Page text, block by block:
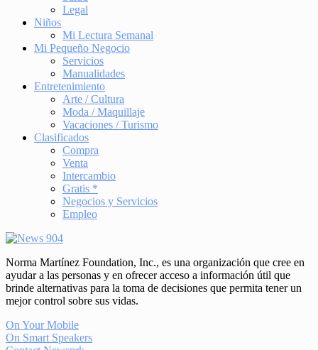
Legal
Niños
Mi Lectura Semanal
Mi Pequeño Negocio
Servicios
Manualidades
Entretenimiento
Arte / Cultura
Moda / Maquillaje
Vacaciones / Turismo
Clasificados
Compra
Venta
Intercambio
Gratis *
Negocios y Servicios
Empleo
Norma Martínez Foundation, Inc., es una organización que cree en
ayudar a las personas y en ofrecer acceso a información útil que
brinde alternativas para la toma de decisiones que permita tener un
mejor control sobre sus vidas.
On Your Mobile
On Smart Speakers